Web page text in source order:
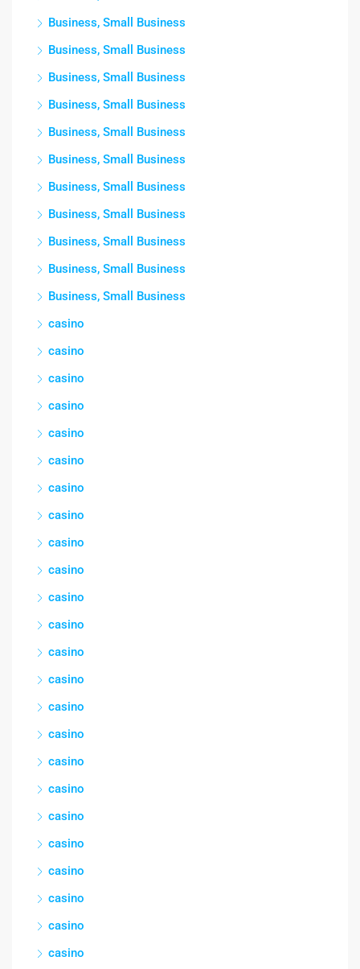
Business, Small Business
Business, Small Business
Business, Small Business
Business, Small Business
Business, Small Business
Business, Small Business
Business, Small Business
Business, Small Business
Business, Small Business
Business, Small Business
Business, Small Business
casino
casino
casino
casino
casino
casino
casino
casino
casino
casino
casino
casino
casino
casino
casino
casino
casino
casino
casino
casino
casino
casino
casino
casino